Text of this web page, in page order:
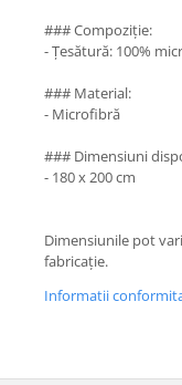
### Compoziție:
- Țesătură: 100%
### Material:
- Microfibră
### Dimensiuni
- 180 x 200 cm
Dimensiunile pot
fabricație.
Informatii